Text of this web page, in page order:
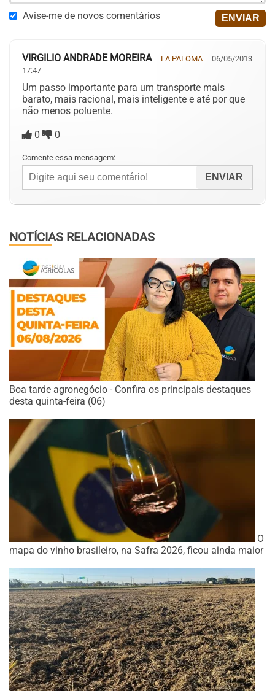
Avise-me de novos comentários
VIRGILIO ANDRADE MOREIRA LA PALOMA
06/05/2013
17:47
Um passo importante para um transporte mais
barato, mais racional, mais inteligente e até por que
não menos poluente.
0 0
Comente essa mensagem:
NOTÍCIAS RELACIONADAS
Boa tarde agronegócio - Confira os principais destaques
desta quinta-feira (06)
O
mapa do vinho brasileiro, na Safra 2026, ficou ainda maior